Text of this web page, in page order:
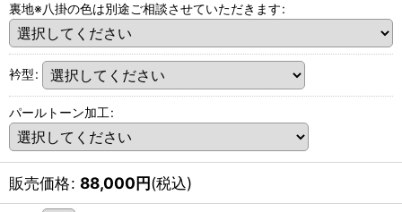
裏地※八掛の色は別途ご相談させていただきます:
衿型:
パールトーン加工:
販売価格: 88,000円(税込)